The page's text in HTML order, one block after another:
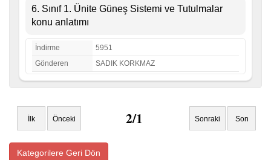
6. Sınıf 1. Ünite Güneş Sistemi ve Tutulmalar
konu anlatımı
İndirme
5951
Gönderen
SADIK KORKMAZ
İlk Önceki 2/1 Sonraki Son
Kategorilere Geri Dön